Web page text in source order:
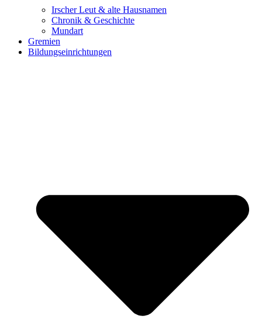
Irscher Leut & alte Hausnamen
Chronik & Geschichte
Mundart
Gremien
Bildungseinrichtungen